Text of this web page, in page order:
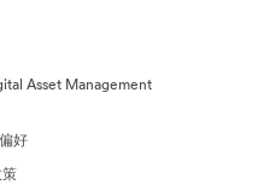
Asset Management
好